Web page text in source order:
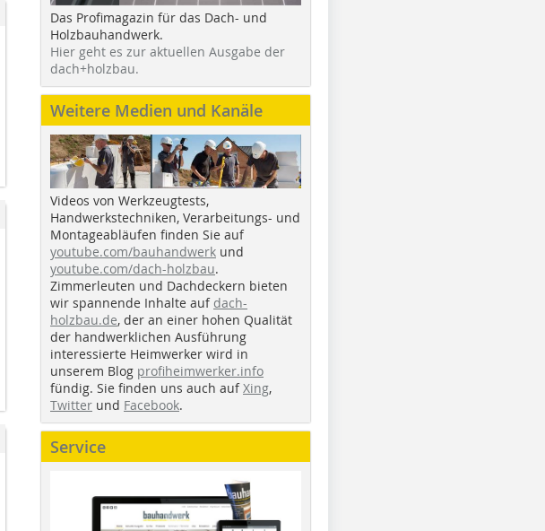
Das Profimagazin für das Dach- und
Holzbauhandwerk.
Hier geht es zur aktuellen Ausgabe der
dach+holzbau.
Weitere Medien und Kanäle
Videos von Werkzeugtests,
Handwerkstechniken, Verarbeitungs- und
Montageabläufen finden Sie auf
youtube.com/bauhandwerk und
youtube.com/dach-holzbau.
Zimmerleuten und Dachdeckern bieten
wir spannende Inhalte auf dach-
holzbau.de, der an einer hohen Qualität
der handwerklichen Ausführung
interessierte Heimwerker wird in
unserem Blog profiheimwerker.info
fündig. Sie finden uns auch aufXing,
Twitter und Facebook.
Service